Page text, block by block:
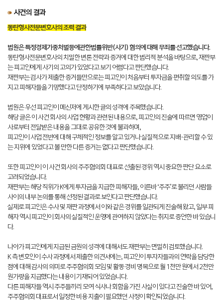
사건의 결과
동탄형사전문변호사의 조력 결과
법원은 특정경제가중처벌등에관한법률위반(사기) 혐의에 대해 무죄를 선고했습니다.
동탄형사전문변호사의 치밀한 변론 전략과 증거에 대한 법리적 분석을 바탕으로, 재판부
는 피고인에게 사기의 고의가 있었다고 보기 어렵다고 판단했습니다.
재판부는 검사가 제출한 증거들만으로는 피고인이 처음부터 투자금을 편취할 의도를 가
지고 피해자들을 기망했다고 단정하기에 부족하다고 보았습니다.
법원은 우선 피고인이 메신저에 게시한 글의 성격에 주목했습니다.
해당 글은 이 사건 회사의 사업 현황과 관련된 내용으로, 피고인의 진술에 따르면 영업이
사로부터 전달받은 내용을 그대로 공유한 것에 불과하며,
피고인이 사업 전반에 대해 구체적인 정보를 알고 있거나 실질적으로 지배·관리할 수 있
는 지위에 있었다고 볼 만한 다른 증거는 없다고 판단했습니다.
또한 피고인이 이 사건 회사의 주주협의회 대표로 선출된 경위 역시 중요한 판단 요소로
고려되었습니다.
재판부는 해당 직위가 K에게 투자금을 지급한 피해자들, 이른바 ‘주주’로 불리던 사람들
사이의 내부 논의를 통해 선정된 결과로 보인다고 판단했습니다.
실제로 피고인은 수사 및 재판 과정에서 이와 같은 경위를 일관되게 진술해 왔고, 일부 피
해자 역시 피고인이 회사의 실질적인 운영에 관여하지 않았다는 취지로 증언한 바 있습니
다.
나아가 피고인에게 지급된 금원의 성격에 대해서도 재판부는 면밀히 검토했습니다.
K 측 변호인이 수사 과정에서 제출한 의견서에는, 피고인이 투자자들과의 연락을 담당한
점에 대해 감사의 의미로 주주협의회 모임 및 활동 경비 명목으로 월 1천만 원에서 2천만
원가량을 지급했다는 내용이 기재되어 있었습니다.
다른 피해자들 역시 주주들끼리 모여 식사나 회합을 가진 사실이 있다고 진술한 바 있어,
주주협의회 대표로서 일정한 비용 지출이 필요했던 사정이 확인되었습니다.